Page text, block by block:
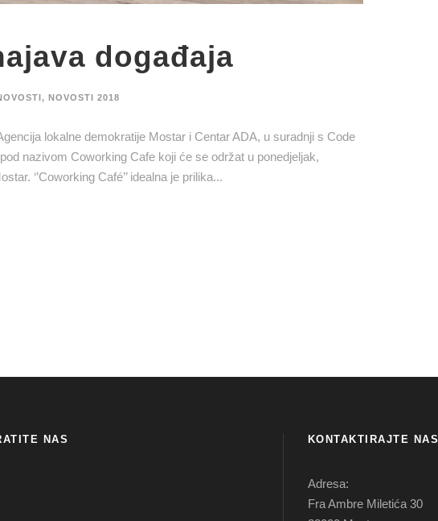
događaja
, NOVOSTI 2018
lokalne demokratije Mostar i Centar ADA, u suradnji s Code
nazivom Coworking Cafe koji će se održat u ponedjeljak,
‘’Coworking Café’’ idealna je prilika...
NAS KONTAKTIRAJTE NAS
Adresa:
Fra Ambre Miletića 30